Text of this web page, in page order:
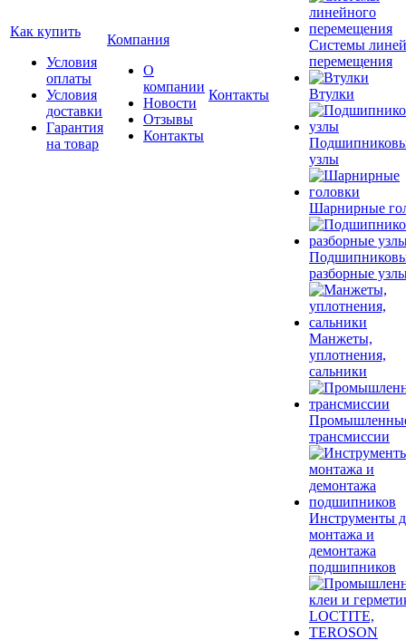
Как купить
Условия
оплаты
Условия
доставки
Гарантия
на товар
Компания
О
компании
Новости
Отзывы
Контакты
Контакты
Системы
перемещения
Втулки
узлы
Шарнирные
разборные
Манжеты,
уплотнения,
сальники
трансмиссии
Инструменты
монтажа и
демонтажа
подшипников